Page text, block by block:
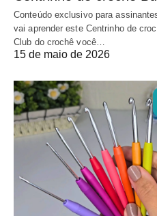
Conteúdo exclusivo para
vai aprender este Centrinho de
Club do crochê você…
15 de maio de 2026